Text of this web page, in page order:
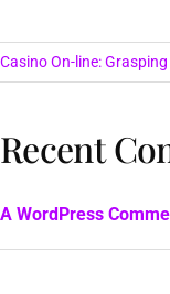
Casino On-line:
Recent
A WordPress